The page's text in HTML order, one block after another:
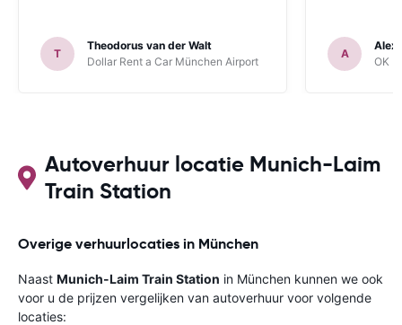
T
Theodorus van der Walt
Dollar Rent a Car München Airport
A
OK
Autoverhuur locatie Munich-Laim
Train Station
Overige verhuurlocaties in München
Naast Munich-Laim Train Station in München kunnen we ook
voor u de prijzen vergelijken van autoverhuur voor volgende
locaties: